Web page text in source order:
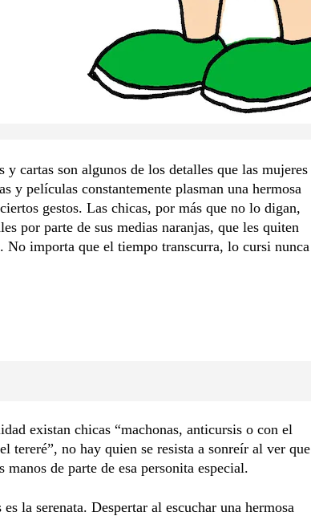
y cartas son algunos de los detalles que las mujeres
y películas constantemente plasman una hermosa
gestos. Las chicas, por más que no lo digan,
por parte de sus medias naranjas, que les quiten
No importa que el tiempo transcurra, lo cursi nunca
existan chicas “machonas, anticursis o con el
tereré”, no hay quien se resista a sonreír al ver que
manos de parte de esa personita especial.
la serenata. Despertar al escuchar una hermosa